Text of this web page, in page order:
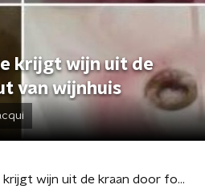
krijgt wijn uit de
van wijnhuis
Italiaans dorpje krijgt wijn uit de kraan door fout van wijnhuis